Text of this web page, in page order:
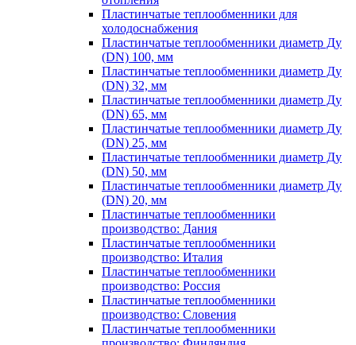
Пластинчатые теплообменники для
холодоснабжения
Пластинчатые теплообменники диаметр Ду
(DN) 100, мм
Пластинчатые теплообменники диаметр Ду
(DN) 32, мм
Пластинчатые теплообменники диаметр Ду
(DN) 65, мм
Пластинчатые теплообменники диаметр Ду
(DN) 25, мм
Пластинчатые теплообменники диаметр Ду
(DN) 50, мм
Пластинчатые теплообменники диаметр Ду
(DN) 20, мм
Пластинчатые теплообменники
производство: Дания
Пластинчатые теплообменники
производство: Италия
Пластинчатые теплообменники
производство: Россия
Пластинчатые теплообменники
производство: Словения
Пластинчатые теплообменники